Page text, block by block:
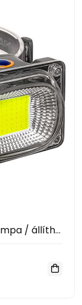
Extraerős többfunkciós Vízálló fejlámpa / állítható pánttal és lámpatesttel